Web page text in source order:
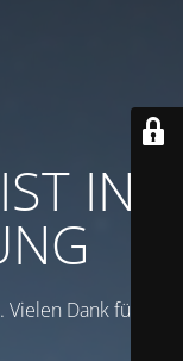
IN
Dank für Ihre